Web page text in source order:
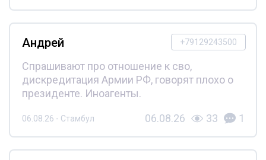
+79129243500
Андрей
Спрашивают про отношение к сво,
дискредитация Армии РФ, говорят плохо о
президенте. Иноагенты.
06.08.26 - Стамбул 06.08.26 33 1